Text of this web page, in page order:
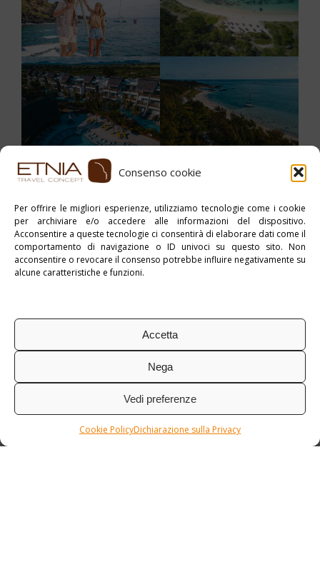
Consenso cookie
Per offrire le migliori esperienze, utilizziamo tecnologie come i cookie
per archiviare e/o accedere alle informazioni del dispositivo.
Acconsentire a queste tecnologie ci consentirà di elaborare dati come il
comportamento di navigazione o ID univoci su questo sito. Non
acconsentire o revocare il consenso potrebbe influire negativamente su
alcune caratteristiche e funzioni.
Accetta
Nega
Vedi preferenze
Cookie PolicyDichiarazione sulla Privacy
Stampa PDF
Pubblicato in:Mauritius, myAfrica
Tag:Hotel,Hotel 4*